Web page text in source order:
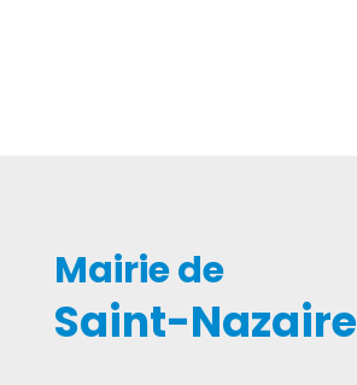
Mairie de
Saint-Nazaire